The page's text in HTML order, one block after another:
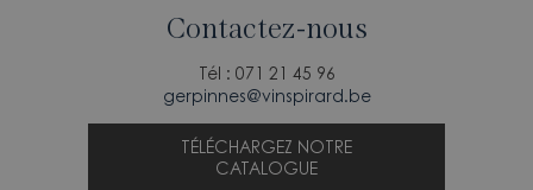
Contactez-nous
Tél : 071 21 45 96
gerpinnes@vinspirard.be
TÉLÉCHARGEZ NOTRE
CATALOGUE